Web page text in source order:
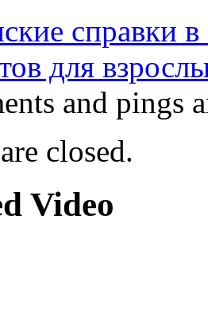
справки
для
and pings
closed.
Video